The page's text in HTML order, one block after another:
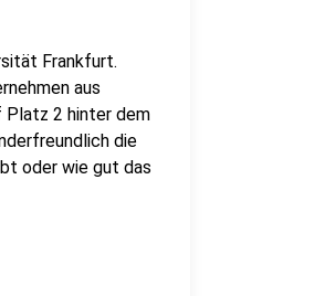
Frankfurt.
aus
Platz 2 hinter dem
die
oder wie gut das